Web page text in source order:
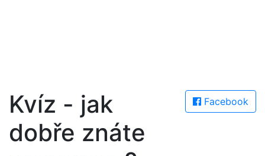
Facebook
Kvíz - jak
dobře znáte